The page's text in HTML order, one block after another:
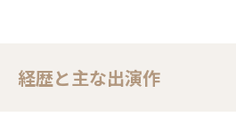
経歴と主な出演作